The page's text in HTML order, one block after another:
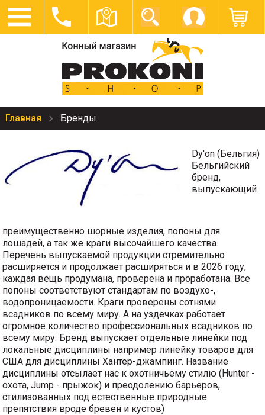
Главная Бренды
Dy'on (Бельгия)
Бельгийский
бренд,
выпускающий
преимущественно шорные изделия, попоны для
лошадей, а так же краги высочайшего качества.
Перечень выпускаемой продукции стремительно
расширяется и продолжает расширяться и в 2026 году,
каждая вещь продумана, проверена и проработана. Все
попоны соответствуют стандартам по воздухо-,
водопроницаемости. Краги проверены сотнями
всадников по всему миру. А на уздечках работает
огромное количество профессиональных всадников по
всему миру. Бренд выпускает отдельные линейки под
локальные дисциплины например линейку товаров для
США для дисциплины Хантер-джампинг. Название
дисциплины отсылает нас к охотничьему стилю (Hunter -
охота, Jump - прыжок) и преодолению барьеров,
стилизованных под естественные природные
препятствия вроде бревен и кустов)